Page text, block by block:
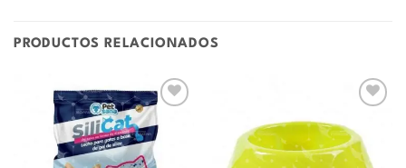
PRODUCTOS RELACIONADOS
Añadir
a la